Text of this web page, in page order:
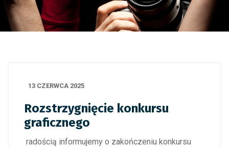
13 CZERWCA 2025
Rozstrzygnięcie konkursu
graficznego
radością informujemy o zakończeniu konkursu